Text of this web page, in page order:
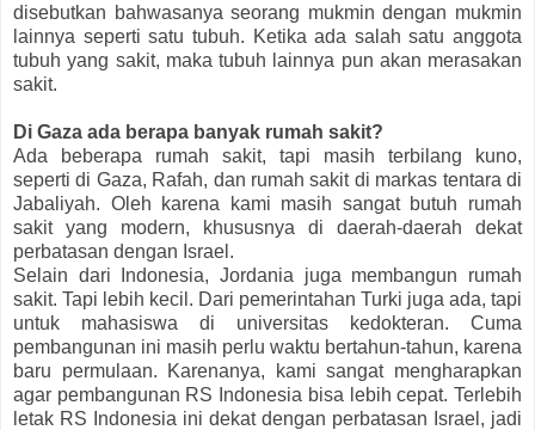
disebutkan bahwasanya seorang mukmin dengan mukmin
lainnya seperti satu tubuh. Ketika ada salah satu anggota
tubuh yang sakit, maka tubuh lainnya pun akan merasakan
sakit.
Di Gaza ada berapa banyak rumah sakit?
Ada beberapa rumah sakit, tapi masih terbilang kuno,
seperti di Gaza, Rafah, dan rumah sakit di markas tentara di
Jabaliyah. Oleh karena kami masih sangat butuh rumah
sakit yang modern, khususnya di daerah-daerah dekat
perbatasan dengan Israel.
Selain dari Indonesia, Jordania juga membangun rumah
sakit. Tapi lebih kecil. Dari pemerintahan Turki juga ada, tapi
untuk mahasiswa di universitas kedokteran. Cuma
pembangunan ini masih perlu waktu bertahun-tahun, karena
baru permulaan. Karenanya, kami sangat mengharapkan
agar pembangunan RS Indonesia bisa lebih cepat. Terlebih
letak RS Indonesia ini dekat dengan perbatasan Israel, jadi